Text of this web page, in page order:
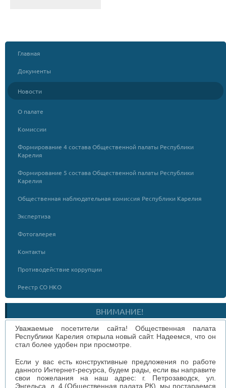
Главная
Документы
Новости
О палате
Комиссии
Формирование 4 состава Общественной палаты Республики
Карелия
Формирование 5 состава Общественной палаты Республики
Карелия
Общественная наблюдательная комиссия Республики Карелия
Экспертиза
Фотогалерея
Контакты
Противодействие коррупции
Реестр СО НКО
ВНИМАНИЕ!
Уважаемые посетители сайта! Общественная палата
Республики Карелия открыла новый сайт. Надеемся, что он
стал более удобен при просмотре.
Если у вас есть конструктивные предложения по работе
данного Интернет-ресурса, будем рады, если вы направите
свои пожелания на наш адрес: г. Петрозаводск, ул.
Энгельса, д. 4 (Общественная палата РК), мы постараемся